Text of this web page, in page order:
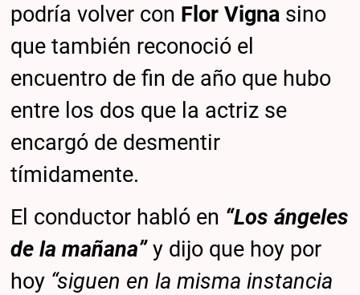
podría volver con Flor Vigna sino
que también reconoció el
encuentro de fin de año que hubo
entre los dos que la actriz se
encargó de desmentir
tímidamente.
El conductor habló en “Los ángeles
de la mañana”y dijo que hoy por
hoy “siguen en la misma instancia